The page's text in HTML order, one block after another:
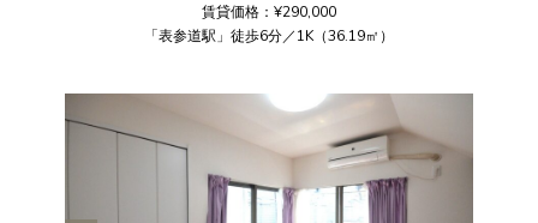
賃貸価格：¥290,000
「表参道駅」徒歩6分／1K（36.19㎡）